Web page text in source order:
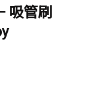
吸管刷